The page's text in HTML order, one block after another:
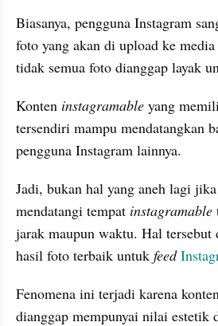
Biasanya, pengguna Instagram
foto yang akan di upload ke media
tidak semua foto dianggap layak
Konten instagramable yang
tersendiri mampu mendatangkan
pengguna Instagram lainnya.
Jadi, bukan hal yang aneh lagi
mendatangi tempat instagramable
jarak maupun waktu. Hal tersebut
hasil foto terbaik untuk feed
Fenomena ini terjadi karena
dianggap mempunyai nilai estetik